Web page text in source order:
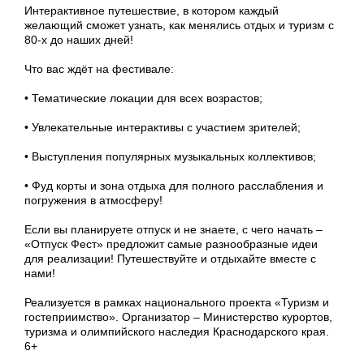
Интерактивное путешествие, в котором каждый
желающий сможет узнать, как менялись отдых и туризм с
80-х до наших дней!
Что вас ждёт на фестивале:
• Тематические локации для всех возрастов;
• Увлекательные интерактивы с участием зрителей;
• Выступления популярных музыкальных коллективов;
• Фуд корты и зона отдыха для полного расслабления и
погружения в атмосферу!
Если вы планируете отпуск и не знаете, с чего начать –
«Отпуск Фест» предложит самые разнообразные идеи
для реализации! Путешествуйте и отдыхайте вместе с
нами!
Реализуется в рамках национального проекта «Туризм и
гостеприимство». Организатор – Министерство курортов,
туризма и олимпийского наследия Краснодарского края.
6+